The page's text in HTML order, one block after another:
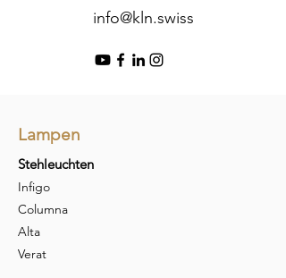
info@kln.swiss
Lampen
Stehleuchten
Infigo
Columna
Alta
Verat